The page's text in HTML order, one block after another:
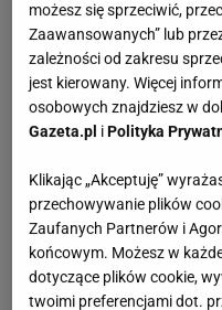
możesz się sprzeciwić,
Zaawansowanych” lub
zależności od zakresu
jest kierowany. Więcej
osobowych znajdziesz w
Gazeta.pl iPolityka
Klikając „Akceptuję”
przechowywanie plików
Zaufanych Partnerów i
końcowym. Możesz w
dotyczące plików cookie,
twoimi preferencjami dot.